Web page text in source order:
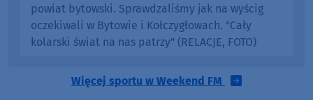
powiat bytowski. Sprawdzaliśmy jak na wyścig
oczekiwali w Bytowie i Kołczygłowach. "Cały
kolarski świat na nas patrzy" (RELACJE, FOTO)
Więcej sportu w Weekend FM